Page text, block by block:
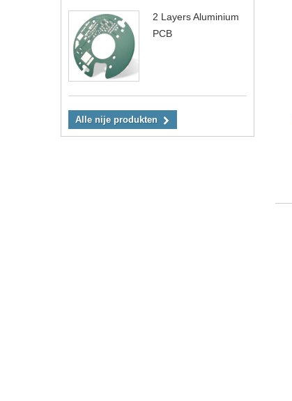
2 Layers Aluminium
PCB
Alle nije produkten